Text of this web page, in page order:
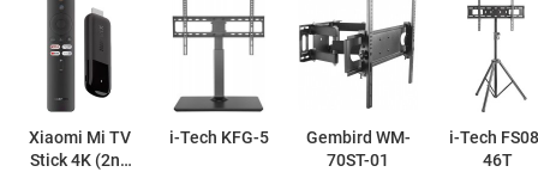
Xiaomi Mi TV
Stick 4K (2nd
i-Tech KFG-5
Gembird WM-
70ST-01
i-Tech
46T